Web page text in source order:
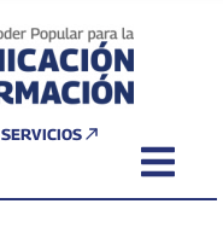
SERVICIOS